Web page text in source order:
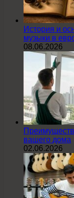
История и
музыки в
08.06.2026
вашего дома
02.06.2026